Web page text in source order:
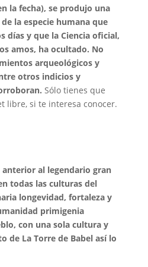
la fecha), se produjo una
la especie humana que
días y que la Ciencia oficial,
amos, ha ocultado. No
arqueológicos y
otros indicios y
Sólo tienes que
libre, si te interesa conocer.
al legendario gran
todas las culturas del
longevidad, fortaleza y
primigenia
con una sola cultura y
de La Torre de Babel así lo